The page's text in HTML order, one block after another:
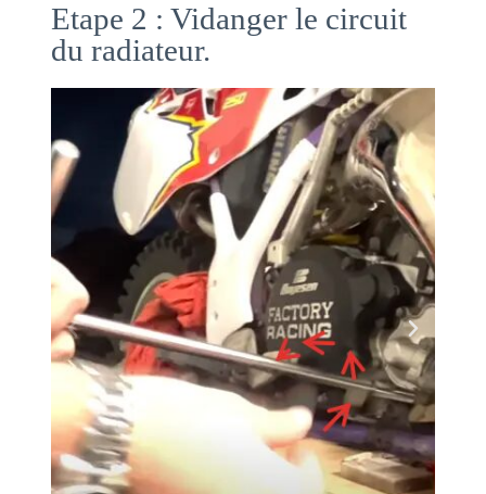
Etape 2 : Vidanger le circuit
du radiateur.